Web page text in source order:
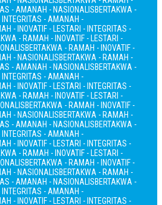
- AMANAH - NASIONALISBERTAKWA -
INTEGRITAS - AMANAH -
- INOVATIF - LESTARI - INTEGRITAS -
- RAMAH - INOVATIF - LESTARI -
BERTAKWA - RAMAH - INOVATIF -
- NASIONALISBERTAKWA - RAMAH -
- AMANAH - NASIONALISBERTAKWA -
INTEGRITAS - AMANAH -
- INOVATIF - LESTARI - INTEGRITAS -
- RAMAH - INOVATIF - LESTARI -
BERTAKWA - RAMAH - INOVATIF -
- NASIONALISBERTAKWA - RAMAH -
- AMANAH - NASIONALISBERTAKWA -
INTEGRITAS - AMANAH -
- INOVATIF - LESTARI - INTEGRITAS -
- RAMAH - INOVATIF - LESTARI -
BERTAKWA - RAMAH - INOVATIF -
- NASIONALISBERTAKWA - RAMAH -
- AMANAH - NASIONALISBERTAKWA -
INTEGRITAS - AMANAH -
- INOVATIF - LESTARI - INTEGRITAS -